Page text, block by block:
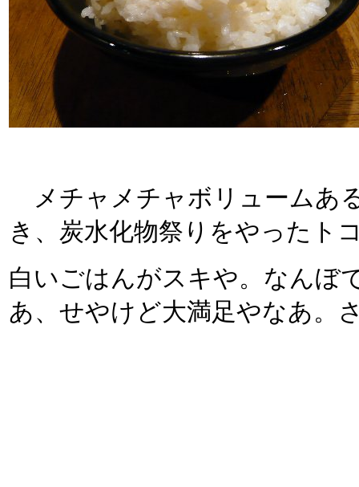
メチャメチャボリューム
き、炭水化物祭りをやったト
白いごはんがスキや。なんぼ
あ、せやけど大満足やなあ。